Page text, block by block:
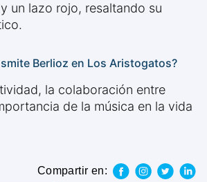
un lazo rojo, resaltando su
Berlioz en Los Aristogatos?
la colaboración entre
de la música en la vida
Compartir en: